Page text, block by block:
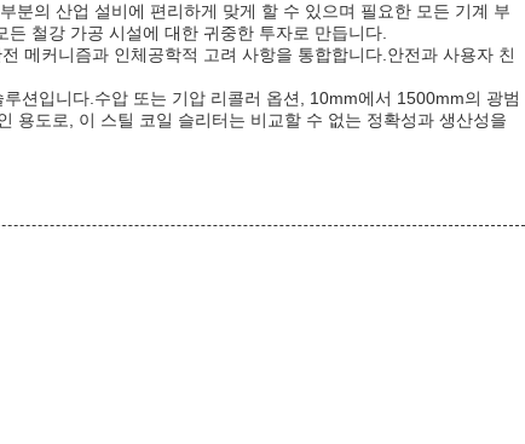
의 산업 설비에 편리하게 맞게 할 수 있으며 필요한 모든 기계 부
철강 가공 시설에 대한 귀중한 투자로 만듭니다.
메커니즘과 인체공학적 고려 사항을 통합합니다.안전과 사용자 친
션입니다.수압 또는 기압 리콜러 옵션, 10mm에서 1500mm의 광범
용도로, 이 스틸 코일 슬리터는 비교할 수 없는 정확성과 생산성을